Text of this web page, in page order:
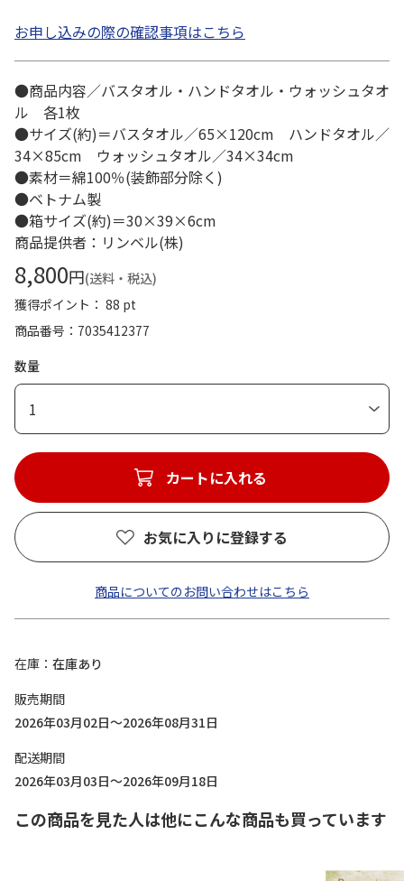
お申し込みの際の確認事項はこちら
●商品内容／バスタオル・ハンドタオル・ウォッシュタオ
ル 各1枚
●サイズ(約)＝バスタオル／65×120cm ハンドタオル／
34×85cm ウォッシュタオル／34×34cm
●素材＝綿100％(装飾部分除く)
●ベトナム製
●箱サイズ(約)＝30×39×6cm
商品提供者：リンベル(株)
8,800円(送料・税込)
獲得ポイント： 88 pt
商品番号
7035412377
数量
1
カートに入れる
お気に入りに登録する
商品についてのお問い合わせはこちら
在庫
在庫あり
販売期間
2026年03月02日～2026年08月31日
配送期間
2026年03月03日～2026年09月18日
この商品を見た人は他にこんな商品も買っています